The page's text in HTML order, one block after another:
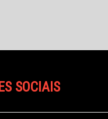
SOCIAIS